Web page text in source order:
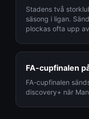
Stadens två
säsong i ligan.
plockas ofta upp
FA-cupfinalen
FA-cupfinalen
discovery+ när